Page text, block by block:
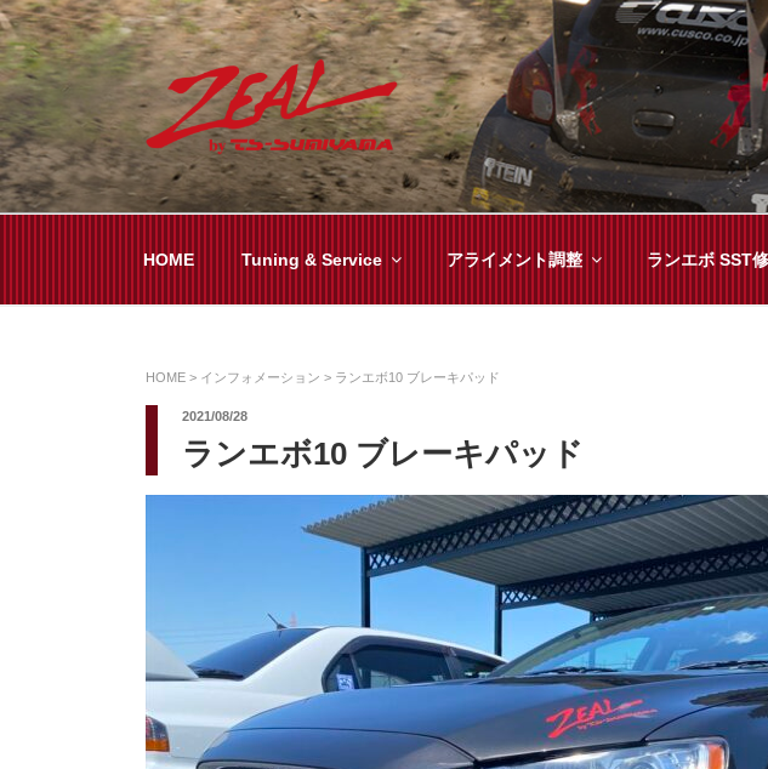
コ
ン
テ
ン
ツ
へ
ス
ZEAL BY TS-SUMIYAMA
オイル交換や車検といった日常メンテから各種チューニングまで、車
HOME Tuning & Service アライメント調整 ランエボ SST
HOME > インフォメーション > ランエボ10 ブレーキパッド
2021/08/28
ランエボ10 ブレーキパッド